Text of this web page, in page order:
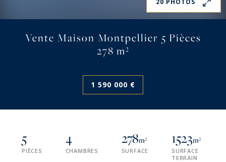
Vente Maison Montpellier 5 Pièces
278 m²
1 590 000 €
5
PIÈCES
4
CHAMBRES
278m²
SURFACE
1523m²
SURFACE
TERRAIN